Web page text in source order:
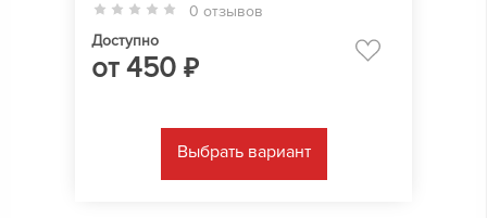
0 отзывов
Доступно
от450 ₽
Выбрать вариант